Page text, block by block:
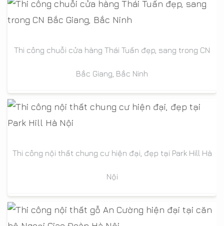
Thi công chuỗi cửa hàng Thái Tuấn đẹp, sang trong CN
Bắc Giang, Bắc Ninh
Thi công nội thất chung cư hiện đại, đẹp tại Park Hill Hà
Nội